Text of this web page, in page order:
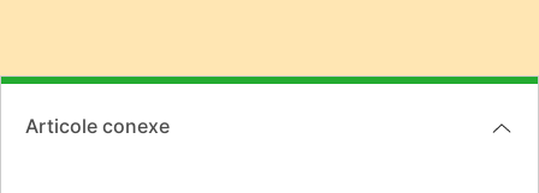
Articole conexe